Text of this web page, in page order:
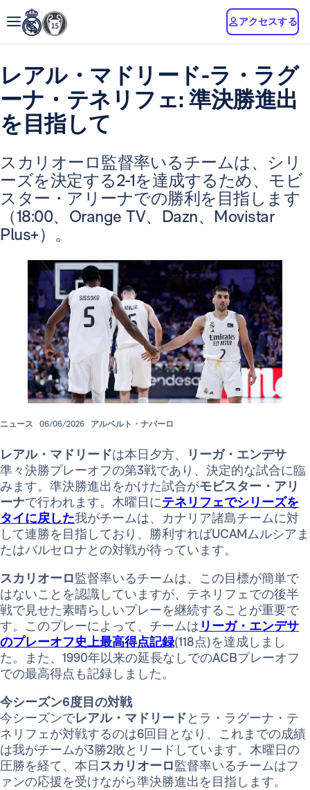
アクセスする
レアル・マドリード-ラ・ラグ
ーナ・テネリフェ: 準決勝進出
を目指して
スカリオーロ監督率いるチームは、シリ
ーズを決定する2-1を達成するため、モビ
スター・アリーナでの勝利を目指します
（18:00、Orange TV、Dazn、Movistar
Plus+）。
ニュース 06/06/2026 アルベルト・ナバーロ
レアル・マドリードは本日夕方、
リーガ・エンデサ
準々決勝プレーオフの第3戦であり、決定的な試合に臨
みます。準決勝進出をかけた試合がモビスター・アリ
ーナで行われます。木曜日にテネリフェでシリーズを
タイに戻した我がチームは、カナリア諸島チームに対
して連勝を目指しており、勝利すればUCAMムルシアま
たはバルセロナとの対戦が待っています。
スカリオーロ監督率いるチームは、この目標が簡単で
はないことを認識していますが、テネリフェでの後半
戦で見せた素晴らしいプレーを継続することが重要で
す。このプレーによって、チームは リーガ・エンデサ
のプレーオフ史上最高得点記録(118点)を達成しまし
た。また、1990年以来の延長なしでのACBプレーオフ
での最高得点も記録しました。
今シーズン6度目の対戦
今シーズンでレアル・マドリードとラ・ラグーナ・テ
ネリフェが対戦するのは6回目となり、これまでの成績
は我がチームが3勝2敗とリードしています。木曜日の
圧勝を経て、本日 スカリオーロ監督率いるチームはフ
ァンの応援を受けながら準決勝進出を目指します。